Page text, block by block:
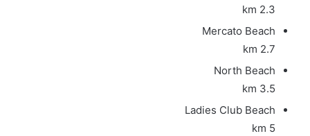
2.3 km
Mercato Beach
2.7 km
North Beach
3.5 km
Ladies Club Beach
5 km